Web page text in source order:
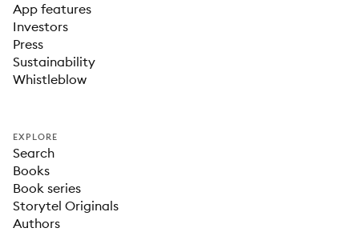
App features
Investors
Press
Sustainability
Whistleblow
EXPLORE
Search
Books
Book series
Storytel Originals
Authors